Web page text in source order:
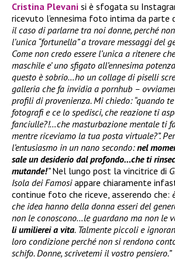
Cristina Plevani si è sfogata su
ricevuto l’ennesima foto intima da parte
il caso di parlarne tra noi donne, perché
l’unica “fortunella” a trovare messaggi del
Come non credo essere l’unica a ritenere
maschile e’ uno sfigato all’ennesima
questo è sobrio…ho un collage di piselli
galleria che fa invidia a pornhub –
profili di provenienza. Mi chiedo: “quando
fotografi e ce lo spedisci, che reazione ti
fanciulle?!…che masturbazione mentale ti
mentre riceviamo la tua posta virtuale?”.
l’entusiasmo in un nano secondo:nel
sale un desiderio dal profondo…che ti
mutande!”Nel lungo post la vincitrice di
Isola dei Famosiappare chiaramente
continue foto che riceve, asserendo che:
che idea hanno della donna esseri del
non le conoscono…le guardano ma non le
li umilierei a vita. Talmente piccoli e
loro condizione perché non si rendono
schifo. Donne, scrivetemi il vostro pensiero.”